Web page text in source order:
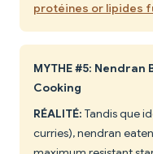
protéines or lipides
MYTHE #5:
Cooking
RÉALITÉ: Tandis que
curries), nendran